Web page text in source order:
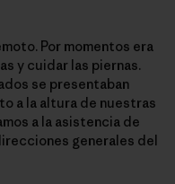
Por momentos era
y cuidar las piernas.
se presentaban
a la altura de nuestras
a la asistencia de
generales del